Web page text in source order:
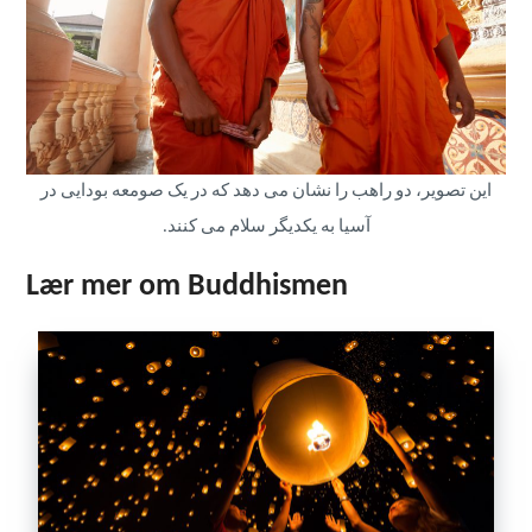
این تصویر، دو راهب را نشان می دهد که در یک صومعه بودایی در
آسیا به یکدیگر سلام می کنند.
Lær mer om Buddhismen